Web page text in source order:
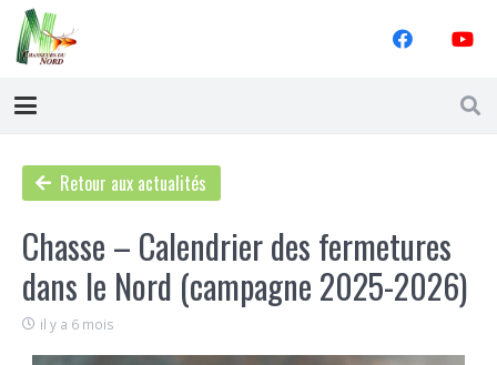
Retour aux actualités
Chasse – Calendrier des fermetures
dans le Nord (campagne 2025-2026)
il y a 6 mois